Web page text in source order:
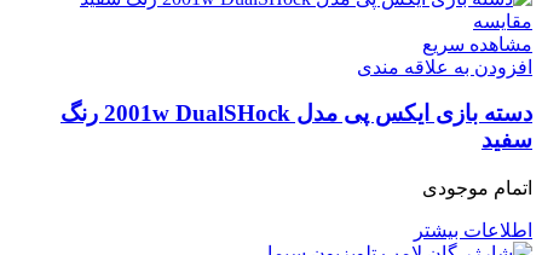
مقایسه
مشاهده سریع
افزودن به علاقه مندی
دسته بازی ایکس پی مدل 2001w DualSHock رنگ
سفید
اتمام موجودی
اطلاعات بیشتر